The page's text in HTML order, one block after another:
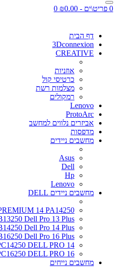
0 פריט\ים - ₪0.00 0
דף הבית
3Dconnexion
CREATIVE
אוזניות
כרטיסי קול
מצלמות רשת
רמקולים
Lenovo
ProtoArc
אביזרים נלווים למחשב
מדפסות
מחשבים ניידים
Asus
Dell
Hp
Lenovo
מחשבים ניידים DELL
14 PA14250
Dell Pro 13 Plus
Dell Pro 14 Plus
Dell Pro 16 Plus
DELL PRO 14
DELL PRO 16
מחשבים נייחים